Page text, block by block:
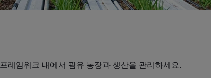
레임워크 내에서 팜유 농장과 생산을 관리하세요.